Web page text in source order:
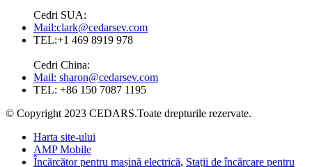
Cedri SUA:
Mail:clark@cedarsev.com
TEL:+1 469 8919 978
Cedri China:
Mail: sharon@cedarsev.com
TEL: +86 150 7087 1195
© Copyright 2023 CEDARS.Toate drepturile rezervate.
Harta site-ului
AMP Mobile
Încărcător pentru mașină electrică, Stații de încărcare pentru